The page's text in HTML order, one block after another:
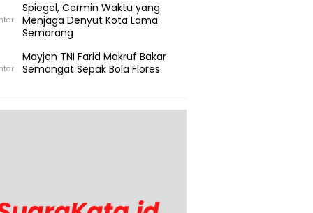
Spiegel, Cermin Waktu yang
Menjaga Denyut Kota Lama
Semarang
Mayjen TNI Farid Makruf Bakar
Semangat Sepak Bola Flores